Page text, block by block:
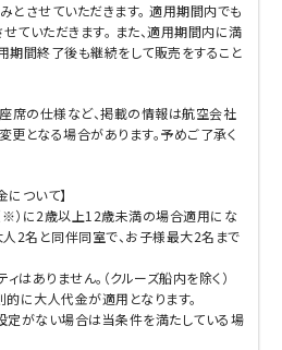
とさせていただきます。 適用期間内でも
ていただきます。 また、適用期間内に満
期間終了後も継続をして販売をすること
座席の仕様など、掲載の情報は航空会社
更となる場合があります。予めご了承く
ついて】
）に2歳以上12歳未満の場合適用にな
人2名と同伴同室で、お子様最大2名まで
はありません。（クルーズ船内を除く）
に大人代金が適用となります。
定がない場合は当条件を満たしている場